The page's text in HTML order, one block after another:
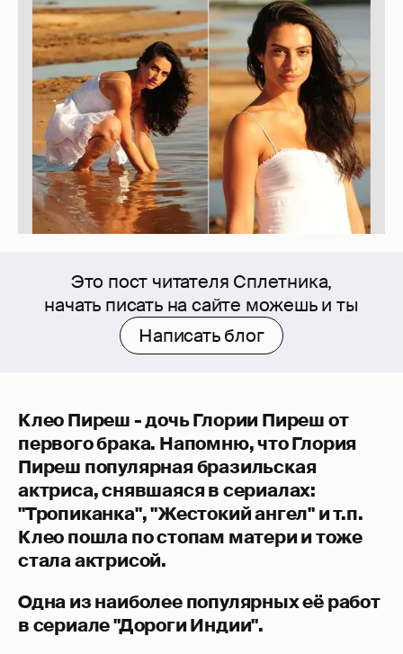
Это пост читателя Сплетника,
начать писать на сайте можешь и ты
Написать блог
Клео Пиреш - дочь Глории Пиреш от
первого брака. Напомню, что Глория
Пиреш популярная бразильская
актриса, снявшаяся в сериалах:
"Тропиканка", "Жестокий ангел" и т.п.
Клео пошла по стопам матери и тоже
стала актрисой.
Одна из наиболее популярных её работ
в сериале "Дороги Индии".